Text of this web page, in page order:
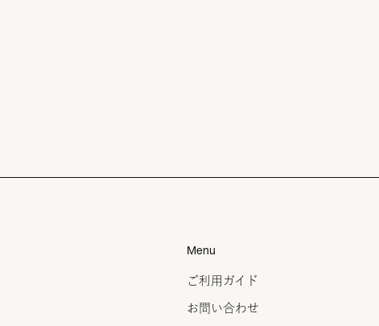
Menu
ご利用ガイド
お問い合わせ